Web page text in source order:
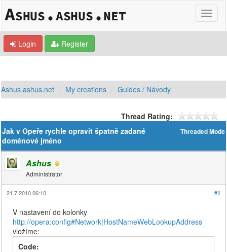
Login Register
Ashus.ashus.net My creations Guides / Návody
Thread Rating:
Threaded Mode
Jak v Opeře rychle opravit špatně zadané
doménové jméno
Ashus
Administrator
#1
21.7.2010 06:10
V nastavení do kolonky
http://opera:config#Network|HostNameWebLookupAddress
vložíme:
Code: